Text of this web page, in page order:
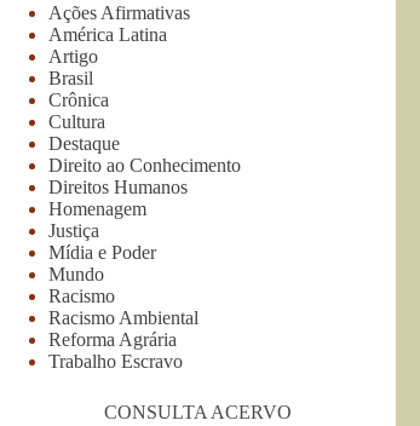
Ações Afirmativas
América Latina
Artigo
Brasil
Crônica
Cultura
Destaque
Direito ao Conhecimento
Direitos Humanos
Homenagem
Justiça
Mídia e Poder
Mundo
Racismo
Racismo Ambiental
Reforma Agrária
Trabalho Escravo
CONSULTA ACERVO